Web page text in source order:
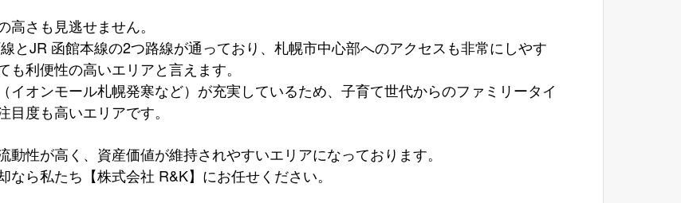
高さも見逃せません。
とJR 函館本線の2つ路線が通っており、札幌市中心部へのアクセスも非常にしやす
も利便性の高いエリアと言えます。
イオンモール札幌発寒など）が充実しているため、子育て世代からのファミリータイ
目度も高いエリアです。
動性が高く、資産価値が維持されやすいエリアになっております。
なら私たち【株式会社 R&K】にお任せください。